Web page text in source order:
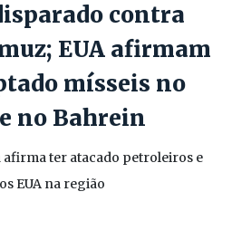
contra
EUA afirmam
mísseis no
no Bahrein
ter atacado petroleiros e
EUA na região